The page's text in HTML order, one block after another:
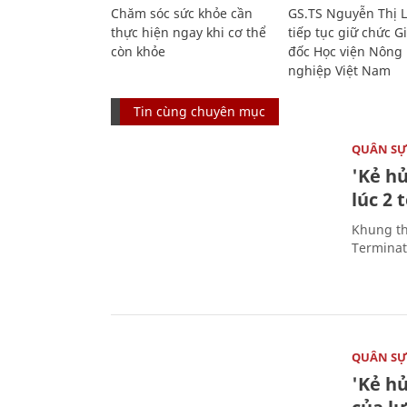
Chăm sóc sức khỏe cần
thực hiện ngay khi cơ thể
còn khỏe
GS.TS Nguyễn Thị
tiếp tục giữ chức
đốc Học viện Nông
nghiệp Việt Nam
Tin cùng chuyên mục
QUÂN SỰ
'Kẻ
lúc 2
Khung
QUÂN SỰ
'Kẻ